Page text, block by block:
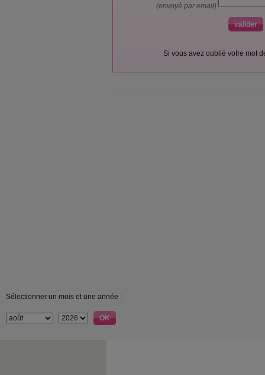
(envoyé par email)
Si vous avez oublié votre mot
Sélectionner un mois et une année :